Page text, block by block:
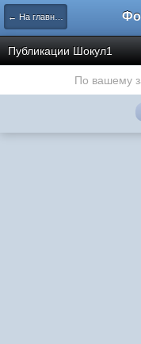
← На главную
Публикации Шокул1
По вашему